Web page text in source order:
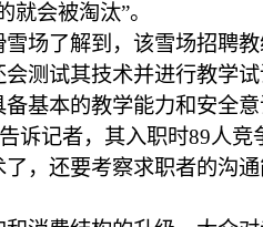
就会被淘汰”。
场了解到，该雪场招聘教
测试其技术并进行教学
基本的教学能力和安全意
记者，其入职时89人竞
，还要考察求职者的沟